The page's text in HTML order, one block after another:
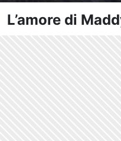
L’amore di